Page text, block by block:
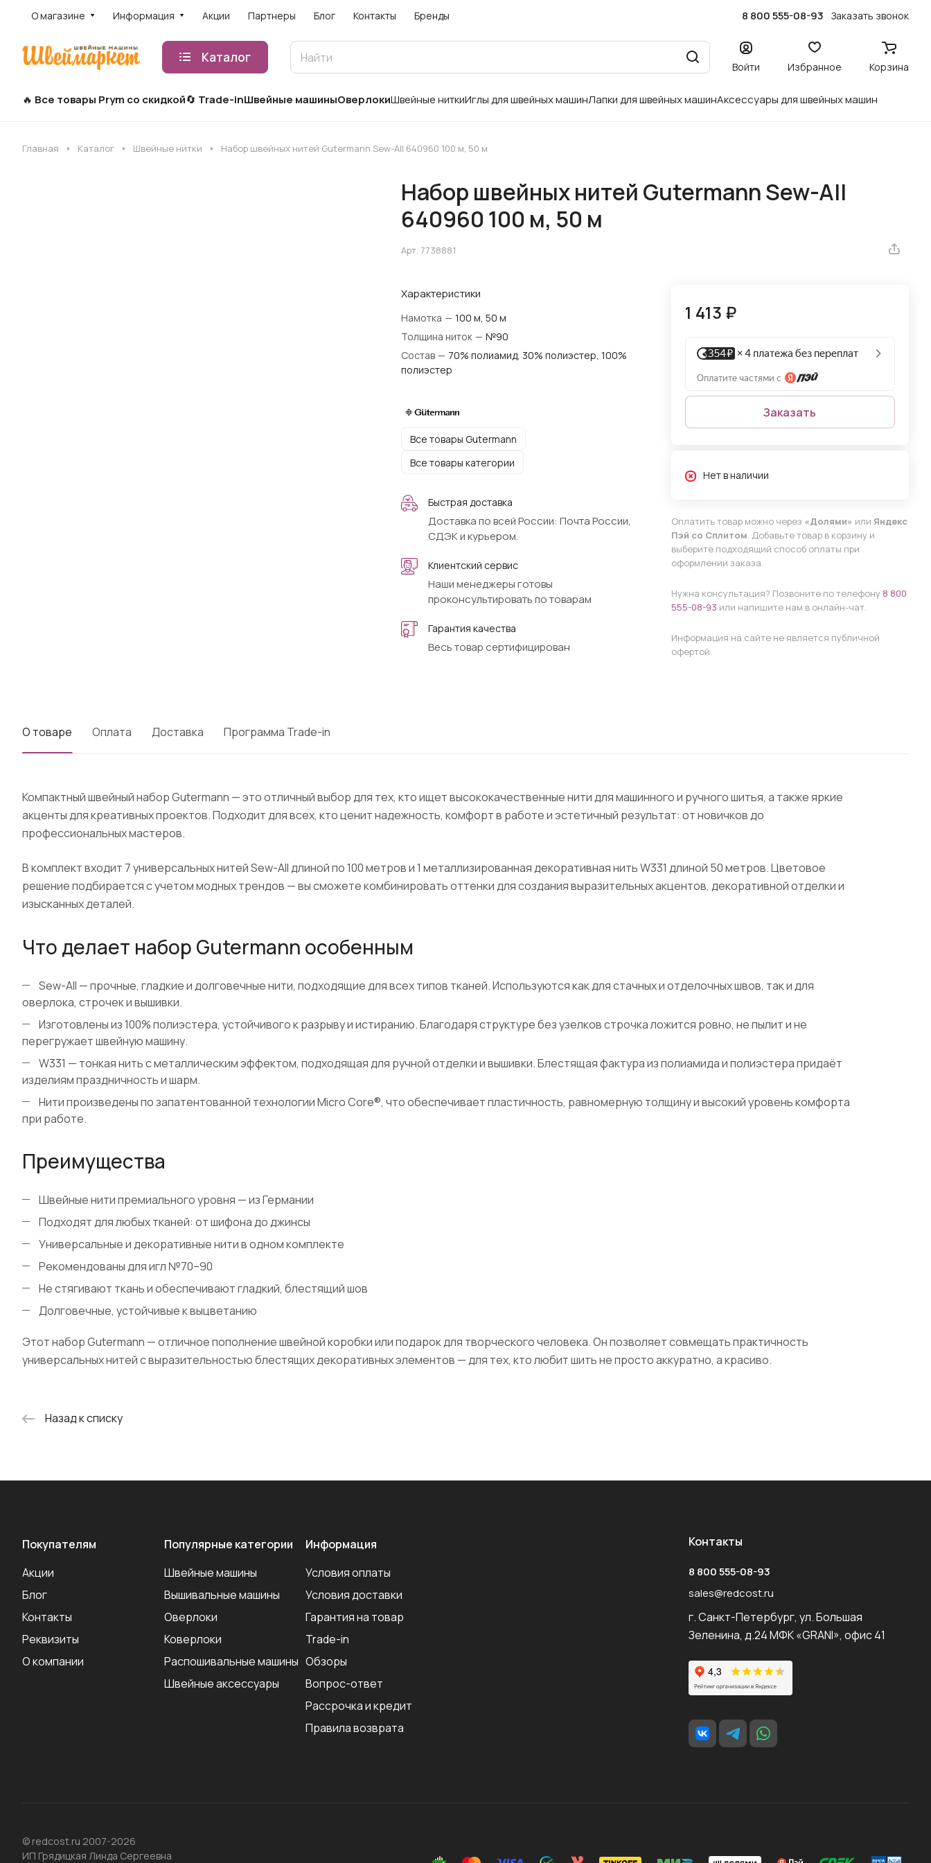
О магазине Информация Акции Партнеры Блог Контакты Бренды 8 800 555-08-93 Заказать звонок
Каталог
Войти Избранное Корзина
Все товары Prym со скидкой Trade-inШвейные машиныОверлокиШвейные ниткиИглы для швейных машинЛапки для швейных машинАксессуары для швейных машин
Главная Каталог Швейные нитки Набор швейных нитей Gutermann Sew-All 640960 100 м, 50 м
Набор швейных нитей Gutermann Sew-All
640960 100 м, 50 м
Арт. 7738881
Характеристики
Намотка — 100 м, 50 м
Толщина ниток — №90
Состав — 70% полиамид, 30% полиэстер, 100%
полиэстер
Все товары Gutermann
Все товары категории
Быстрая доставка
Доставка по всей России: Почта России,
СДЭК и курьером.
Клиентский сервис
Наши менеджеры готовы
проконсультировать по товарам
Гарантия качества
Весь товар сертифицирован
1 413 ₽
Заказать
Нет в наличии
Оплатить товар можно через «Долями» или Яндекс
Пэй со Сплитом. Добавьте товар в корзину и
выберите подходящий способ оплаты при
оформлении заказа.
Нужна консультация? Позвоните по телефону 8 800
555-08-93 или напишите нам в онлайн-чат.
Информация на сайте не является публичной
офертой.
О товаре Оплата Доставка Программа Trade-in
Компактный швейный набор Gutermann — это отличный выбор для тех, кто ищет высококачественные нити для машинного и ручного шитья, а также яркие
акценты для креативных проектов. Подходит для всех, кто ценит надежность, комфорт в работе и эстетичный результат: от новичков до
профессиональных мастеров.
В комплект входит 7 универсальных нитей Sew-All длиной по 100 метров и 1 металлизированная декоративная нить W331 длиной 50 метров. Цветовое
решение подбирается с учетом модных трендов — вы сможете комбинировать оттенки для создания выразительных акцентов, декоративной отделки и
изысканных деталей.
Что делает набор Gutermann особенным
Sew-All — прочные, гладкие и долговечные нити, подходящие для всех типов тканей. Используются как для стачных и отделочных швов, так и для
оверлока, строчек и вышивки.
Изготовлены из 100% полиэстера, устойчивого к разрыву и истиранию. Благодаря структуре без узелков строчка ложится ровно, не пылит и не
перегружает швейную машину.
W331 — тонкая нить с металлическим эффектом, подходящая для ручной отделки и вышивки. Блестящая фактура из полиамида и полиэстера придаёт
изделиям праздничность и шарм.
Нити произведены по запатентованной технологии Micro Core®, что обеспечивает пластичность, равномерную толщину и высокий уровень комфорта
при работе.
Преимущества
Швейные нити премиального уровня — из Германии
Подходят для любых тканей: от шифона до джинсы
Универсальные и декоративные нити в одном комплекте
Рекомендованы для игл №70–90
Не стягивают ткань и обеспечивают гладкий, блестящий шов
Долговечные, устойчивые к выцветанию
Этот набор Gutermann — отличное пополнение швейной коробки или подарок для творческого человека. Он позволяет совмещать практичность
универсальных нитей с выразительностью блестящих декоративных элементов — для тех, кто любит шить не просто аккуратно, а красиво.
Назад к списку
Покупателям
Акции
Блог
Контакты
Реквизиты
О компании
Популярные категории
Швейные машины
Вышивальные машины
Оверлоки
Коверлоки
Распошивальные машины
Швейные аксеcсуары
Информация
Условия оплаты
Условия доставки
Гарантия на товар
Trade-in
Обзоры
Вопрос-ответ
Рассрочка и кредит
Правила возврата
Контакты
8 800 555-08-93
sales@redcost.ru
г. Санкт-Петербург, ул. Большая
Зеленина, д.24 МФК «GRANI», офис 41
© redcost.ru 2007-2026
ИП Грядицкая Линда Сергеевна